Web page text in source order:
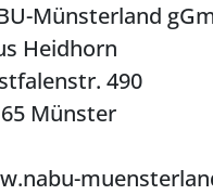
Münsterland
Heidhorn
490
Münster